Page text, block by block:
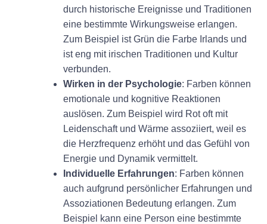
durch historische Ereignisse und Traditionen
eine bestimmte Wirkungsweise erlangen.
Zum Beispiel ist Grün die Farbe Irlands und
ist eng mit irischen Traditionen und Kultur
verbunden.
Wirken in der Psychologie: Farben können
emotionale und kognitive Reaktionen
auslösen. Zum Beispiel wird Rot oft mit
Leidenschaft und Wärme assoziiert, weil es
die Herzfrequenz erhöht und das Gefühl von
Energie und Dynamik vermittelt.
Individuelle Erfahrungen: Farben können
auch aufgrund persönlicher Erfahrungen und
Assoziationen Bedeutung erlangen. Zum
Beispiel kann eine Person eine bestimmte